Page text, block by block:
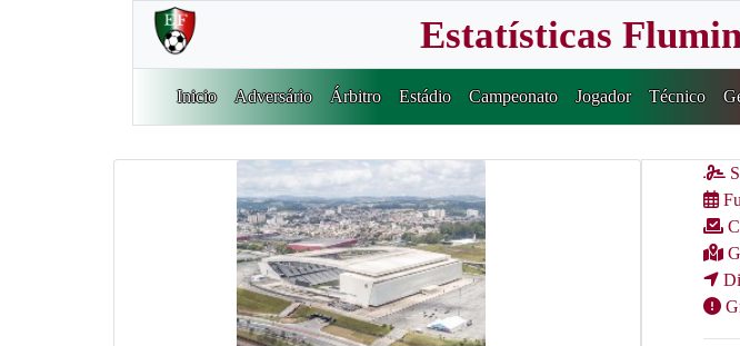
Estatísticas
Inicio Adversário Árbitro Estádio Campeonato Jogador Técnico